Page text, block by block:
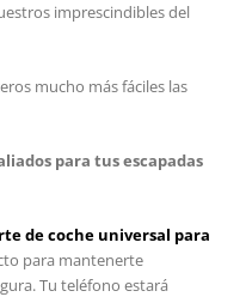
imprescindibles del
mucho más fáciles las
para tus escapadas
de coche universal para
para mantenerte
Tu teléfono estará